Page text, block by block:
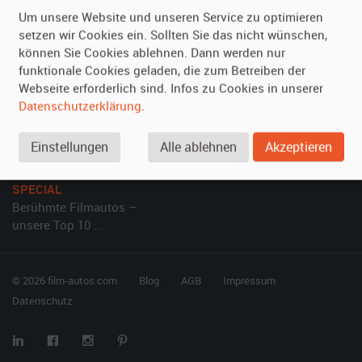
Kundenmeinungen
Service
Vermieten
Oldtimer anmelden
Fotos senden
Inserat verwalten
Hilfe
Häufige Fragen (FAQ)
SPECIAL
Berühmte Filmautos –
unsere Top 10 ...
© 2026 film-autos.com Blog AGB
Impressum
Datenschutz
Um unsere Website und unseren Service zu optimieren
setzen wir Cookies ein. Sollten Sie das nicht wünschen,
können Sie Cookies ablehnen. Dann werden nur
funktionale Cookies geladen, die zum Betreiben der
Webseite erforderlich sind. Infos zu Cookies in unserer
Datenschutzerklärung.
Einstellungen Alle ablehnen Akzeptieren